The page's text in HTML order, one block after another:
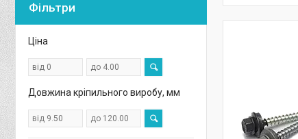
Фільтри
Ціна
Довжина кріпильного виробу, мм